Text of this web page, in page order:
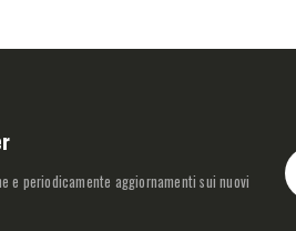
e periodicamente aggiornamenti sui nuovi